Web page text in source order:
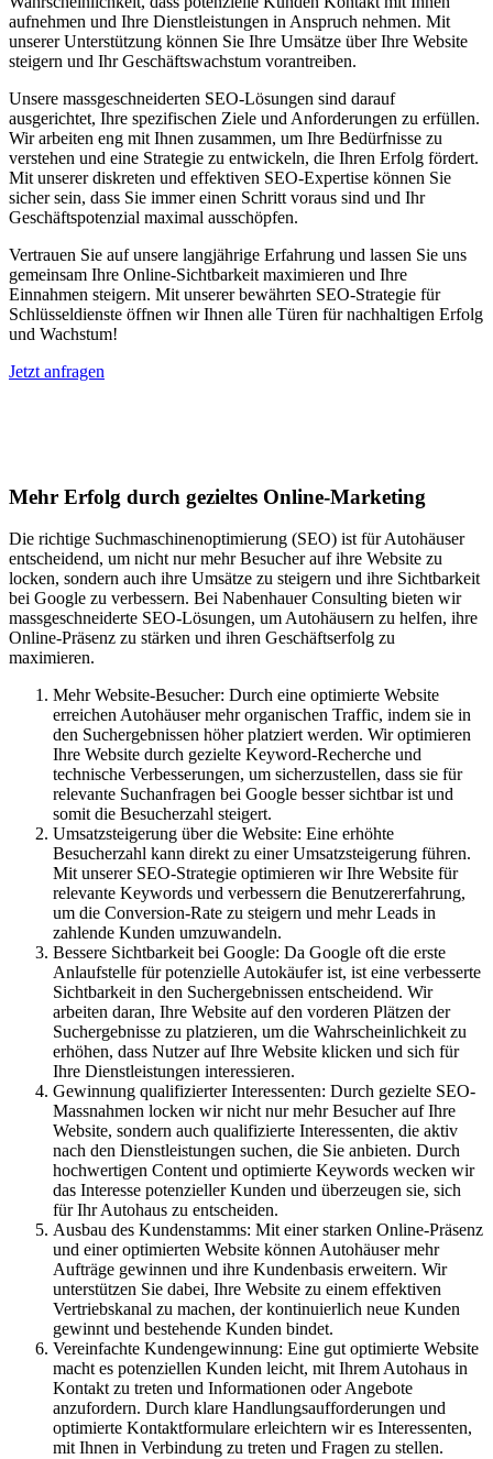
aufnehmen und Ihre Dienstleistungen in Anspruch nehmen. Mit
unserer Unterstützung können Sie Ihre Umsätze über Ihre Website
steigern und Ihr Geschäftswachstum vorantreiben.
Unsere massgeschneiderten SEO-Lösungen sind darauf
ausgerichtet, Ihre spezifischen Ziele und Anforderungen zu erfüllen.
Wir arbeiten eng mit Ihnen zusammen, um Ihre Bedürfnisse zu
verstehen und eine Strategie zu entwickeln, die Ihren Erfolg fördert.
Mit unserer diskreten und effektiven SEO-Expertise können Sie
sicher sein, dass Sie immer einen Schritt voraus sind und Ihr
Geschäftspotenzial maximal ausschöpfen.
Vertrauen Sie auf unsere langjährige Erfahrung und lassen Sie uns
gemeinsam Ihre Online-Sichtbarkeit maximieren und Ihre
Einnahmen steigern. Mit unserer bewährten SEO-Strategie für
Schlüsseldienste öffnen wir Ihnen alle Türen für nachhaltigen Erfolg
und Wachstum!
Jetzt anfragen
Mehr Erfolg durch gezieltes Online-Marketing
Die richtige Suchmaschinenoptimierung (SEO) ist für Autohäuser
entscheidend, um nicht nur mehr Besucher auf ihre Website zu
locken, sondern auch ihre Umsätze zu steigern und ihre Sichtbarkeit
bei Google zu verbessern. Bei Nabenhauer Consulting bieten wir
massgeschneiderte SEO-Lösungen, um Autohäusern zu helfen, ihre
Online-Präsenz zu stärken und ihren Geschäftserfolg zu
maximieren.
Mehr Website-Besucher: Durch eine optimierte Website
erreichen Autohäuser mehr organischen Traffic, indem sie in
den Suchergebnissen höher platziert werden. Wir optimieren
Ihre Website durch gezielte Keyword-Recherche und
technische Verbesserungen, um sicherzustellen, dass sie für
relevante Suchanfragen bei Google besser sichtbar ist und
somit die Besucherzahl steigert.
Umsatzsteigerung über die Website: Eine erhöhte
Besucherzahl kann direkt zu einer Umsatzsteigerung führen.
Mit unserer SEO-Strategie optimieren wir Ihre Website für
relevante Keywords und verbessern die Benutzererfahrung,
um die Conversion-Rate zu steigern und mehr Leads in
zahlende Kunden umzuwandeln.
Bessere Sichtbarkeit bei Google: Da Google oft die erste
Anlaufstelle für potenzielle Autokäufer ist, ist eine verbesserte
Sichtbarkeit in den Suchergebnissen entscheidend. Wir
arbeiten daran, Ihre Website auf den vorderen Plätzen der
Suchergebnisse zu platzieren, um die Wahrscheinlichkeit zu
erhöhen, dass Nutzer auf Ihre Website klicken und sich für
Ihre Dienstleistungen interessieren.
Gewinnung qualifizierter Interessenten: Durch gezielte SEO-
Massnahmen locken wir nicht nur mehr Besucher auf Ihre
Website, sondern auch qualifizierte Interessenten, die aktiv
nach den Dienstleistungen suchen, die Sie anbieten. Durch
hochwertigen Content und optimierte Keywords wecken wir
das Interesse potenzieller Kunden und überzeugen sie, sich
für Ihr Autohaus zu entscheiden.
Ausbau des Kundenstamms: Mit einer starken Online-Präsenz
und einer optimierten Website können Autohäuser mehr
Aufträge gewinnen und ihre Kundenbasis erweitern. Wir
unterstützen Sie dabei, Ihre Website zu einem effektiven
Vertriebskanal zu machen, der kontinuierlich neue Kunden
gewinnt und bestehende Kunden bindet.
Vereinfachte Kundengewinnung: Eine gut optimierte Website
macht es potenziellen Kunden leicht, mit Ihrem Autohaus in
Kontakt zu treten und Informationen oder Angebote
anzufordern. Durch klare Handlungsaufforderungen und
optimierte Kontaktformulare erleichtern wir es Interessenten,
mit Ihnen in Verbindung zu treten und Fragen zu stellen.